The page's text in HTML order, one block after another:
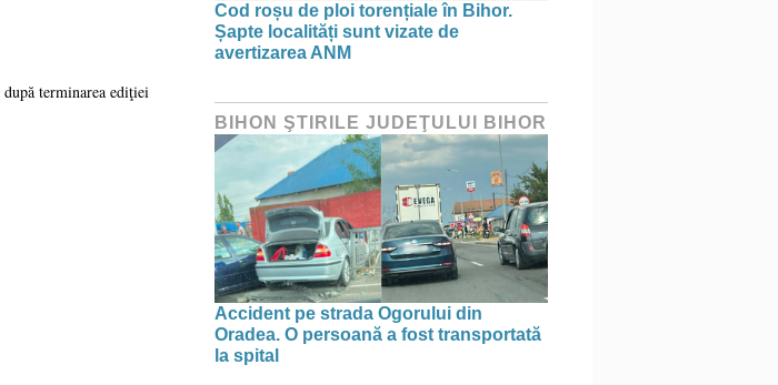
Cod roșu de ploi torențiale în Bihor.
Șapte localități sunt vizate de
avertizarea ANM
BIHON ŞTIRILE JUDEŢULUI BIHOR
Accident pe strada Ogorului din
Oradea. O persoană a fost transportată
la spital